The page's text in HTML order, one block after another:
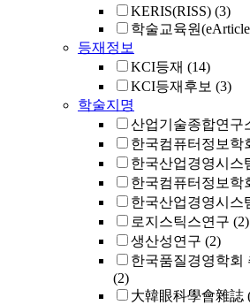
KERIS(RISS) (3)
학술교육원
등재정보
KCI등재 (14)
KCI등재후보 (3)
학술지명
산업기술종합연구
한국컴퓨터정보학
한국산업경영시스
한국컴퓨터정보학
한국산업경영시스
로지스틱스연구 (2)
생산성연구 (2)
한국품질경영학회
(2)
大韓眼科學會雜誌